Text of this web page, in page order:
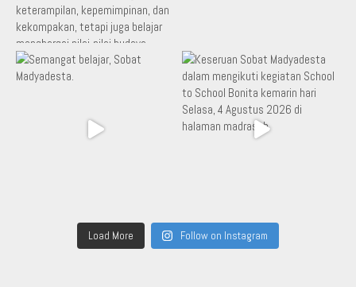
Load More Follow on Instagram